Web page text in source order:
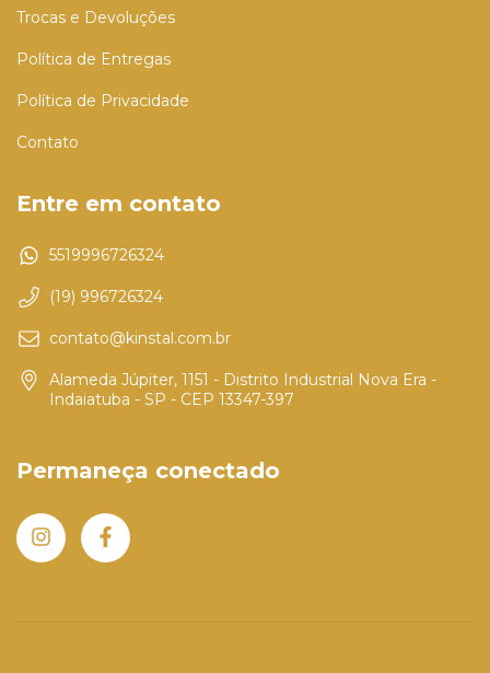
Trocas e Devoluções
Política de Entregas
Política de Privacidade
Contato
Entre em contato
5519996726324
(19) 996726324
contato@kinstal.com.br
Alameda Júpiter, 1151 - Distrito Industrial Nova Era -
Indaiatuba - SP - CEP 13347-397
Permaneça conectado